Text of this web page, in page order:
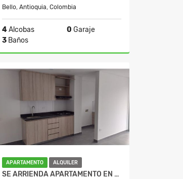
Bello, Antioquia, Colombia
4Alcobas 0 Garaje
3 Baños
Alquiler
$1.850.000
APARTAMENTO ALQUILER
SE ARRIENDA APARTAMENTO EN SABANETA, SECTOR LA DOCTORA